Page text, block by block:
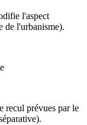
l'aspect
de l'urbanisme).
recul prévues par le